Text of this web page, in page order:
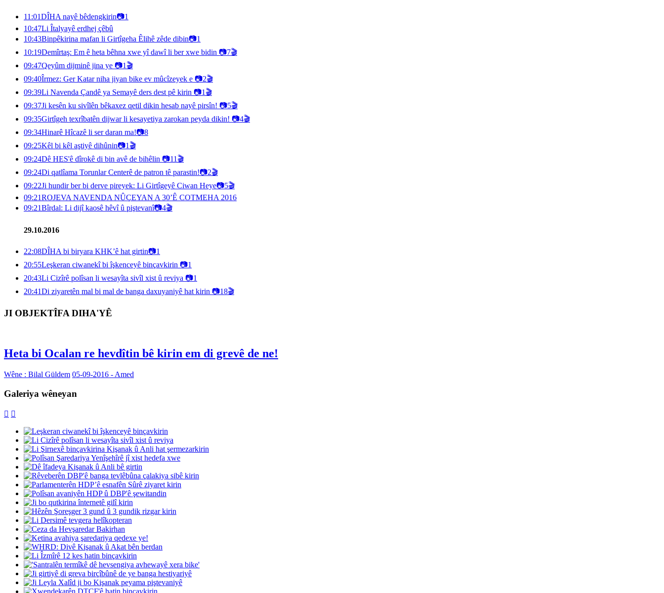
11:01DÎHA nayê bêdengkirin📷1
10:47Li Îtalyayê erdhej çêbû
10:43Binpêkirina mafan li Girtîgeha Êlihê zêde dibin📷1
10:19Demîrtaş: Em ê heta bêhna xwe yî dawî li ber xwe bidin 📷7🎬
09:47Qeyûm dijminê jina ye 📷1 🎬
09:40Îrmez: Ger Katar niha jiyan bike ev mûcîzeyek e 📷2🎬
09:39Li Navenda Çandê ya Semayê ders dest pê kirin 📷1 🎬
09:37Ji kesên ku sivîlên bêkaxez qetil dikin hesab nayê pirsîn! 📷5🎬
09:35Girtîgeh texrîbatên dijwar li kesayetiya zarokan peyda dikin! 📷4🎬
09:34Hinarê Hîcazê li ser daran ma!📷8
09:25Kêl bi kêl aştiyê dihûnin📷1 🎬
09:24Dê HES'ê dîrokê di bin avê de bihêlin 📷11 🎬
09:24Di qatlîama Torunlar Centerê de patron tê parastin!📷2🎬
09:22Ji hundir ber bi derve pireyek: Li Girtîgeyê Ciwan Heye📷5🎬
09:21ROJEVA NAVENDA NÛÇEYAN A 30’Ê COTMEHA 2016
09:21Bîrdal: Li dijî kaosê hêvî û piştevanî📷4🎬
29.10.2016
22:08DÎHA bi biryara KHK’ê hat girtin📷1
20:55Leşkeran ciwanekî bi îşkenceyê binçavkirin 📷1
20:43Li Cizîrê polîsan li wesayîta sivîl xist û reviya 📷1
20:41Di ziyaretên mal bi mal de banga daxuyaniyê hat kirin 📷18🎬
JI OBJEKTÎFA DIHA'YÊ
Heta bi Ocalan re hevdîtin bê kirin em di grevê de ne!
Wêne : Bilal Güldem 05-09-2016 - Amed
Galeriya wêneyan
 